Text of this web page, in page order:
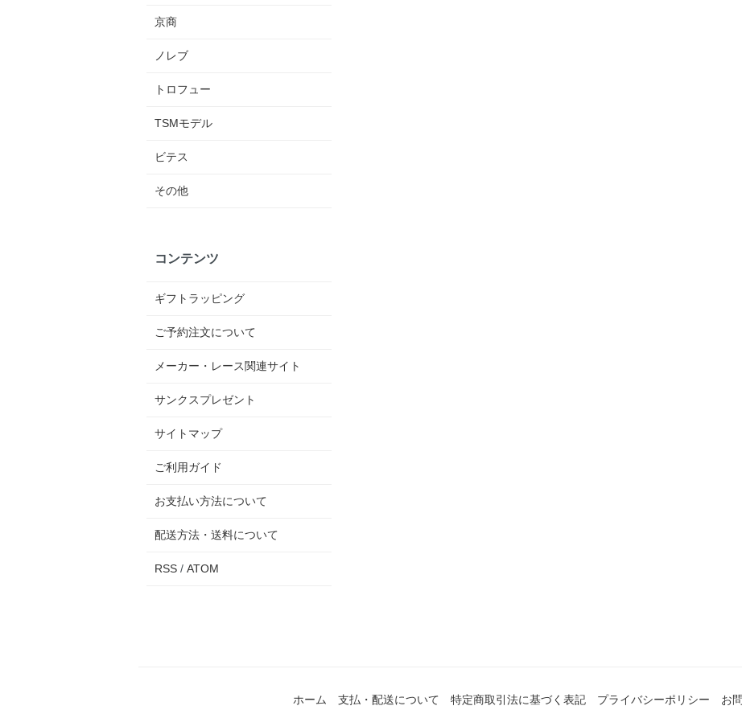
京商
ノレブ
トロフュー
TSMモデル
ビテス
その他
コンテンツ
ギフトラッピング
ご予約注文について
メーカー・レース関連サイト
サンクスプレゼント
サイトマップ
ご利用ガイド
お支払い方法について
配送方法・送料について
RSS / ATOM
ホーム 支払・配送について 特定商取引法に基づく表記 プライバシーポリシー お